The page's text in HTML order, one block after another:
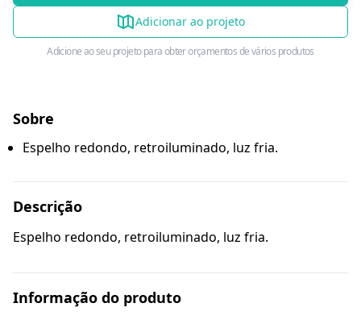
Adicionar ao projeto
Adicione ao seu projeto para obter orçamentos de vários produtos
Sobre
Espelho redondo, retroiluminado, luz fria.
Descrição
Espelho redondo, retroiluminado, luz fria.
Informação do produto